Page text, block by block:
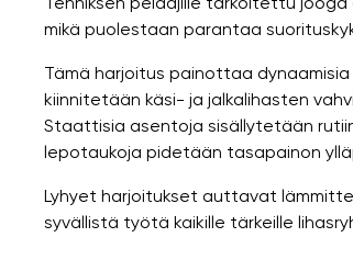
mikä puolestaan ​​parantaa
Tämä harjoitus painottaa
kiinnitetään käsi- ja jalkalihasten
Staattisia asentoja sisällytetään
lepotaukoja pidetään tasapainon
Lyhyet harjoitukset auttavat
syvällistä työtä kaikille tärkeille